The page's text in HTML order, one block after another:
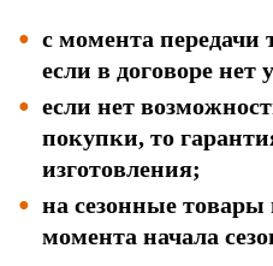
с момента передачи
если в договоре нет
если нет
покупки, то
изготовления;
на сезонные товары
момента начала